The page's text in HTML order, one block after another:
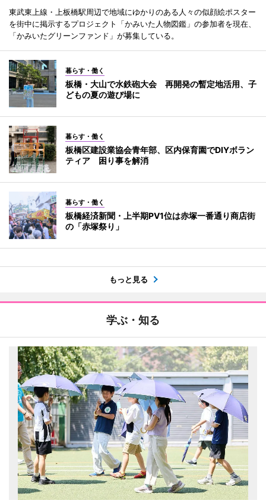
東武東上線・上板橋駅周辺で地域にゆかりのある人々の似顔絵ポスター
を街中に掲示するプロジェクト「かみいた人物図鑑」の参加者を現在、
「かみいたグリーンファンド」が募集している。
暮らす・働く
板橋・大山で水鉄砲大会 再開発の暫定地活用、子
どもの夏の遊び場に
暮らす・働く
板橋区建設業協会青年部、区内保育園でDIYボラン
ティア 困り事を解消
暮らす・働く
板橋経済新聞・上半期PV1位は赤塚一番通り商店街
の「赤塚祭り」
もっと見る
学ぶ・知る